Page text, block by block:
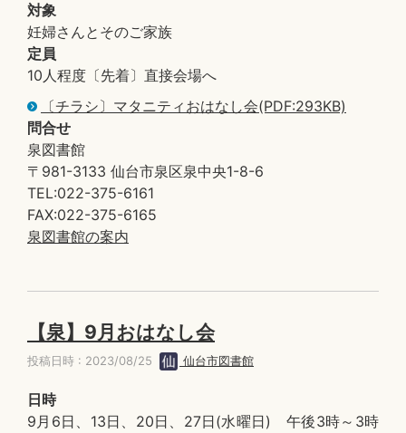
対象
妊婦さんとそのご家族
定員
10人程度〔先着〕直接会場へ
〔チラシ〕マタニティおはなし会(PDF:293KB)
問合せ
泉図書館
〒981-3133 仙台市泉区泉中央1-8-6
TEL:022-375-6161
FAX:022-375-6165
泉図書館の案内
【泉】9月おはなし会
投稿日時 : 2023/08/25 仙台市図書館
日時
9月6日、13日、20日、27日(水曜日) 午後3時～3時